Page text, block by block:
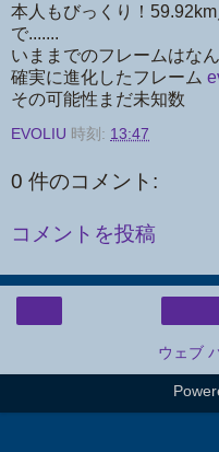
本人もびっくり！
で.......
いままでのフレームはな
確実に進化したフレーム
その可能性まだ未知数
EVOLIU 時刻: 13:47
0 件のコメント:
コメントを投稿
ウェブ